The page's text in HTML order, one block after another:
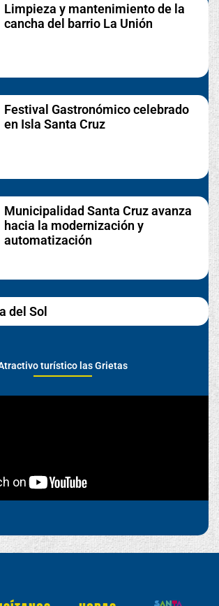
Limpieza y mantenimiento de la
cancha del barrio La Unión
Festival Gastronómico celebrado
en Isla Santa Cruz
Municipalidad Santa Cruz avanza
hacia la modernización y
automatización
del Sol
turístico las Grietas